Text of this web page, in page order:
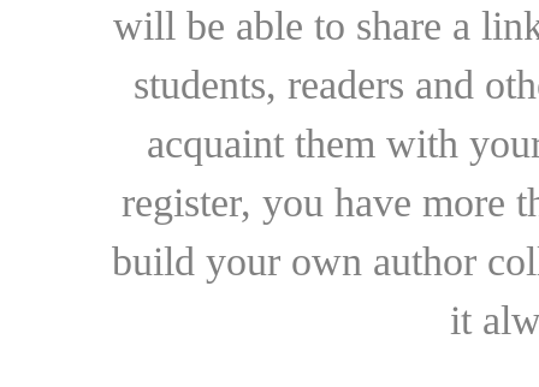
will be able to share a
students, readers and
acquaint them with
register, you have more
build your own author
it